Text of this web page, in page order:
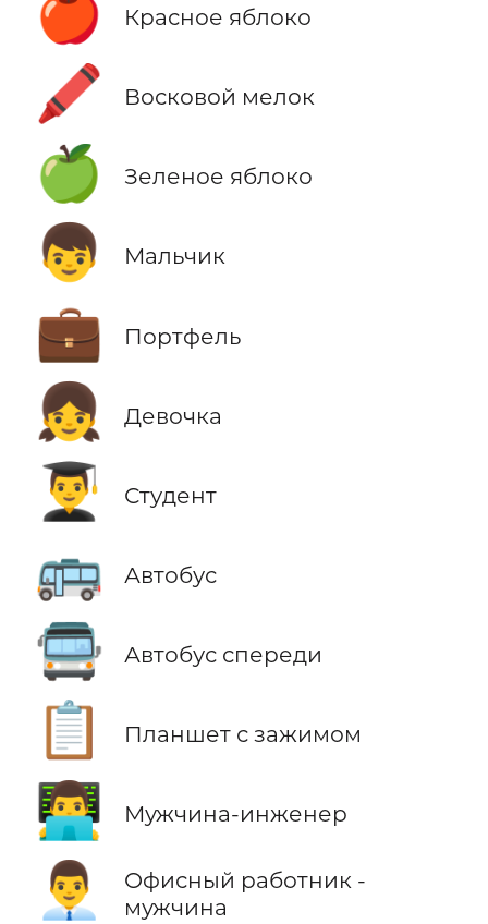
🍎 Красное яблоко
🖍️ Восковой мелок
🍏 Зеленое яблоко
👦 Мальчик
💼 Портфель
👧 Девочка
👨‍🎓 Студент
🚌 Автобус
🚍 Автобус спереди
📋 Планшет с зажимом
👨‍💻 Мужчина-инженер
👨‍💼
Офисный работник -
мужчина